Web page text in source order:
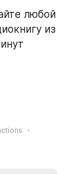
любой
из